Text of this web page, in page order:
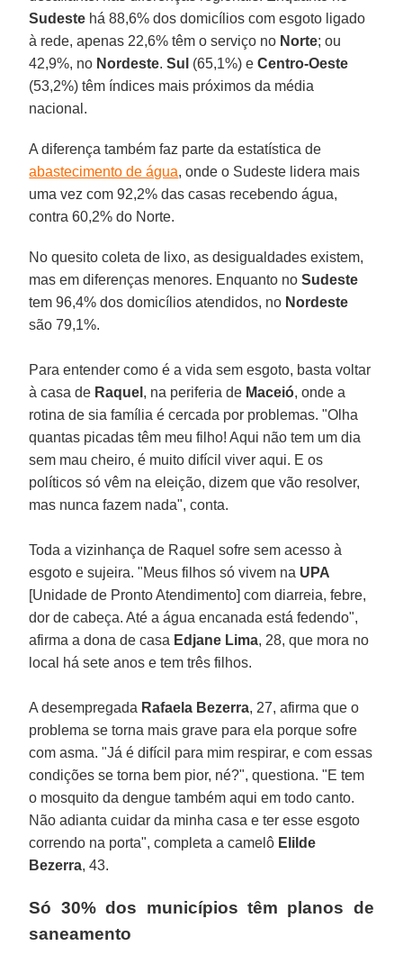
Sudeste há 88,6% dos domicílios com esgoto ligado
à rede, apenas 22,6% têm o serviço no Norte; ou
42,9%, no Nordeste.Sul (65,1%) e Centro-Oeste
(53,2%) têm índices mais próximos da média
nacional.
A diferença também faz parte da estatística de
abastecimento de água, onde o Sudeste lidera mais
uma vez com 92,2% das casas recebendo água,
contra 60,2% do Norte.
No quesito coleta de lixo, as desigualdades existem,
mas em diferenças menores. Enquanto noSudeste
tem 96,4% dos domicílios atendidos, no Nordeste
são 79,1%.
Para entender como é a vida sem esgoto, basta voltar
à casa de Raquel , na periferia de Maceió, onde a
rotina de sia família é cercada por problemas. "Olha
quantas picadas têm meu filho! Aqui não tem um dia
sem mau cheiro, é muito difícil viver aqui. E os
políticos só vêm na eleição, dizem que vão resolver,
mas nunca fazem nada", conta.
Toda a vizinhança de Raquel sofre sem acesso à
esgoto e sujeira. "Meus filhos só vivem na UPA
[Unidade de Pronto Atendimento] com diarreia, febre,
dor de cabeça. Até a água encanada está fedendo",
afirma a dona de casa Edjane Lima, 28, que mora no
local há sete anos e tem três filhos.
A desempregada Rafaela Bezerra, 27, afirma que o
problema se torna mais grave para ela porque sofre
com asma. "Já é difícil para mim respirar, e com essas
condições se torna bem pior, né?", questiona. "E tem
o mosquito da dengue também aqui em todo canto.
Não adianta cuidar da minha casa e ter esse esgoto
correndo na porta", completa a camelô Elilde
Bezerra, 43.
Só 30% dos municípios têm planos de
saneamento